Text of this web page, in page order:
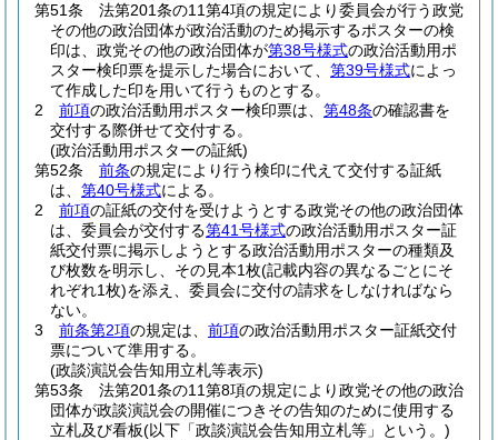
第51条
法第201条の11第4項の規定により委員会が行う政党
その他の政治団体が政治活動のため掲示するポスターの検
印は、政党その他の政治団体が第38号様式の政治活動用ポ
スター検印票を提示した場合において、 第39号様式によっ
て作成した印を用いて行うものとする。
2
前項の政治活動用ポスター検印票は、 第48条の確認書を
交付する際併せて交付する。
(政治活動用ポスターの証紙)
第52条
前条の規定により行う検印に代えて交付する証紙
は、 第40号様式による。
2
前項の証紙の交付を受けようとする政党その他の政治団体
は、委員会が交付する第41号様式の政治活動用ポスター証
紙交付票に掲示しようとする政治活動用ポスターの種類及
び枚数を明示し、その見本1枚(記載内容の異なるごとにそ
れぞれ1枚)を添え、委員会に交付の請求をしなければなら
ない。
3
前条第2項の規定は、 前項の政治活動用ポスター証紙交付
票について準用する。
(政談演説会告知用立札等表示)
第53条
法第201条の11第8項の規定により政党その他の政治
団体が政談演説会の開催につきその告知のために使用する
立札及び看板(以下「政談演説会告知用立札等」という。)